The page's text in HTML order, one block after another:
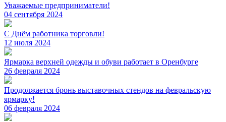
Уважаемые предприниматели!
04 сентября 2024
С Днём работника торговли!
12 июля 2024
Ярмарка верхней одежды и обуви работает в Оренбурге
26 февраля 2024
Продолжается бронь выставочных стендов на февральскую
ярмарку!
06 февраля 2024